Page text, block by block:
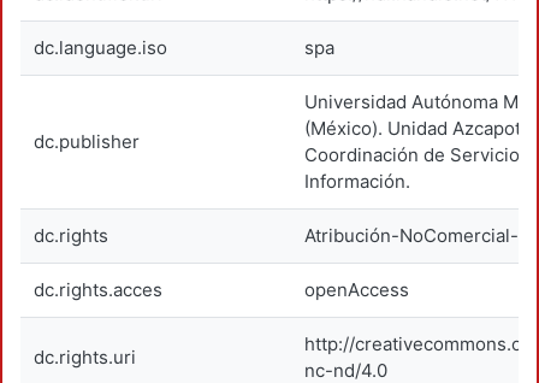
dc.language.iso spa
dc.publisher
Universidad Autónoma
(México). Unidad
Coordinación de Servicios
Información.
dc.rights Atribución-NoComercial-
dc.rights.acces openAccess
dc.rights.uri
http://
nc-nd/4.0